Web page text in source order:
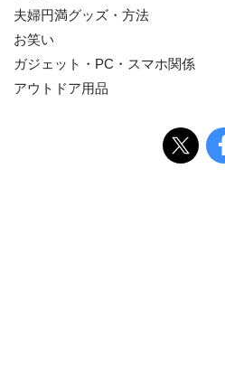
夫婦円満グッズ・方法
お笑い
ガジェット・PC・スマホ関係
アウトドア用品